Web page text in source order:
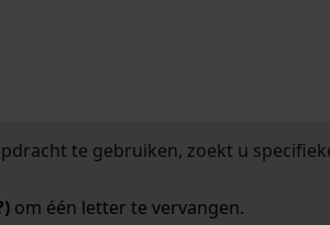
te gebruiken, zoekt u
om één letter te vervangen.